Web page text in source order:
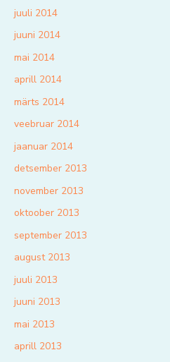
juuli 2014
juuni 2014
mai 2014
aprill 2014
märts 2014
veebruar 2014
jaanuar 2014
detsember 2013
november 2013
oktoober 2013
september 2013
august 2013
juuli 2013
juuni 2013
mai 2013
aprill 2013